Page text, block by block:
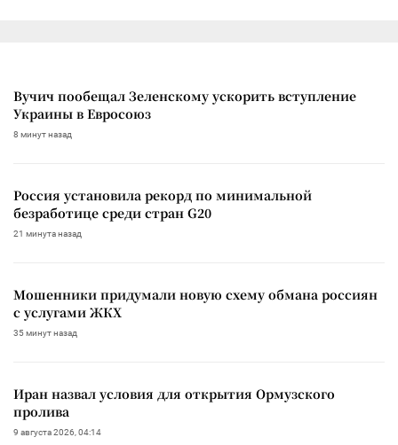
Вучич пообещал Зеленскому ускорить вступление
Украины в Евросоюз
8 минут назад
Россия установила рекорд по минимальной
безработице среди стран G20
21 минута назад
Мошенники придумали новую схему обмана россиян
с услугами ЖКХ
35 минут назад
Иран назвал условия для открытия Ормузского
пролива
9 августа 2026, 04:14